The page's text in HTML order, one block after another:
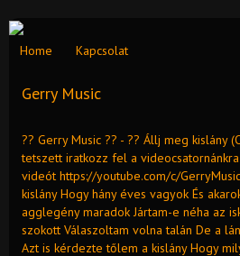
Home Kapcsolat
Gerry Music
?? Gerry Music ?? - ?? Állj meg kislány
tetszett iratkozz fel a
videót https://youtube.com/c/
kislány Hogy hány éves vagyok És
agglegény maradok Jártam-e néha az
szokott Válaszoltam volna talán De a
Azt is kérdezte tőlem a kislány Hogy